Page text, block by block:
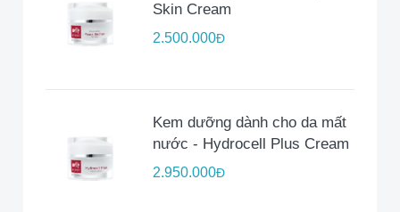
Skin Cream
2.500.000Đ
Kem dưỡng dành cho da mất
nước - Hydrocell Plus Cream
2.950.000Đ